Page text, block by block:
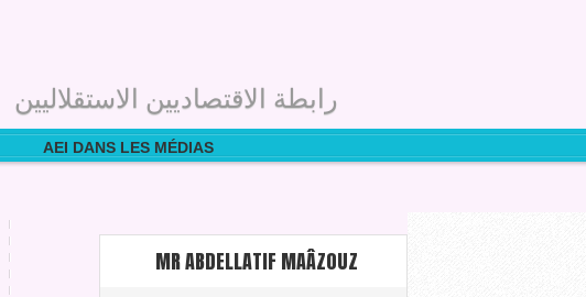
رابطة الاقتصاديين الاستقلاليين
AEI DANS LES MÉDIAS
MR ABDELLATIF MAÂZOUZ